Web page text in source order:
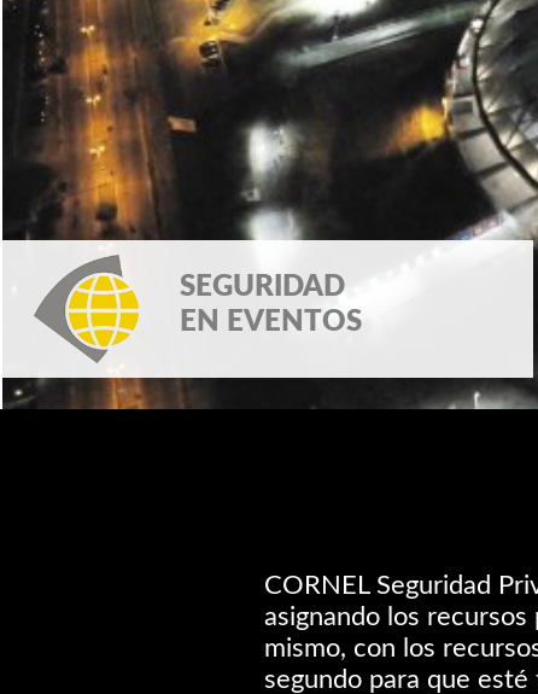
CORNEL Seguridad
asignando los
mismo, con los
segundo para que
SEGURIDAD
EN EVENTOS